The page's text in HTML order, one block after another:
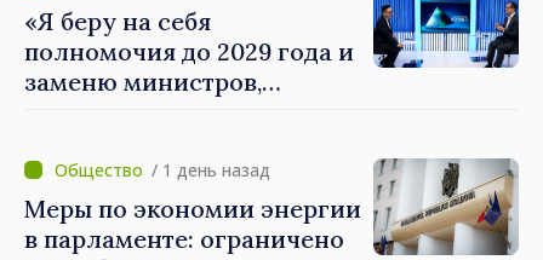
«Я беру на себя
полномочия до 2029 года и
заменю министров,
премьер-министр Василе
Тофан
/ 1 день назад
Меры по экономии энергии
в парламенте: ограничено